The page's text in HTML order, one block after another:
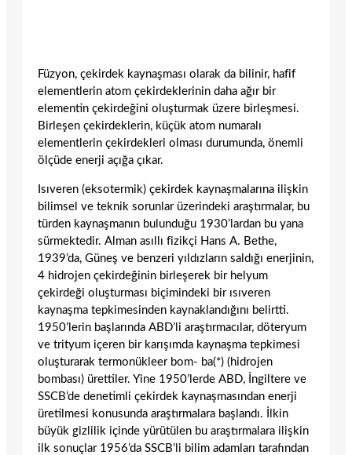
Füzyon, çekirdek kaynaşması olarak da bilinir, hafif
elementlerin atom çekirdekle­rinin daha ağır bir
elementin çekirdeğini oluşturmak üzere birleşmesi.
Birleşen çekirdeklerin, küçük atom numaralı
elementle­rin çekirdekleri olması durumunda, önemli
ölçüde enerji açığa çıkar.
Isıveren (eksotermik) çekirdek kaynaşma­larına ilişkin
bilimsel ve teknik sorunlar üzerindeki araştırmalar, bu
türden kaynaş­manın bulunduğu 1930’lardan bu yana
sürmektedir. Alman asıllı fizikçi Hans A. Bethe,
1939’da, Güneş ve benzeri yıldızla­rın saldığı enerjinin,
4 hidrojen çekirdeğinin birleşerek bir helyum
çekirdeği oluşturması biçimindeki bir ısıveren
kaynaşma tepkime­sinden kaynaklandığını belirtti.
1950’lerin başlarında ABD’li araştırmacılar, döteryum
ve trityum içeren bir karışımda kaynaşma tepkimesi
oluşturarak termonükleer bom- ba(*) (hidrojen
bombası) ürettiler. Yine 1950’lerde ABD, İngiltere ve
SSCB’de denetimli çekirdek kaynaşmasından enerji
üretilmesi konusunda araştırmalara başlan­dı. İlkin
büyük gizlilik içinde yürütülen bu araştırmalara ilişkin
ilk sonuçlar 1956’da SSCB’li bilim adamları tarafından